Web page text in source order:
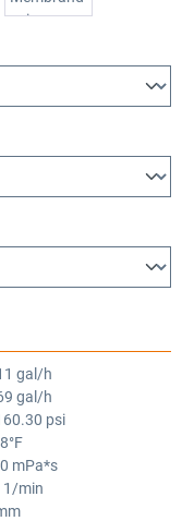
gal/h
gal/h
psi
mPa*s
1/min